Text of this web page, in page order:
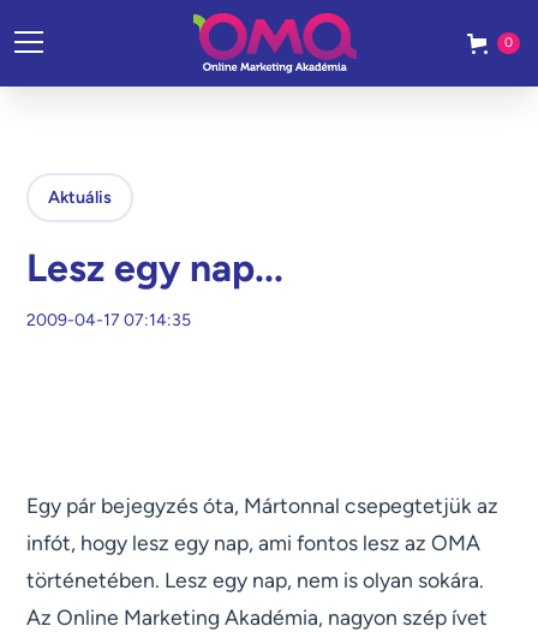
0
Aktuális
Lesz egy nap...
2009-04-17 07:14:35
Egy pár bejegyzés óta, Mártonnal csepegtetjük az
infót, hogy lesz egy nap, ami fontos lesz az OMA
történetében. Lesz egy nap, nem is olyan sokára.
Az Online Marketing Akadémia, nagyon szép ívet